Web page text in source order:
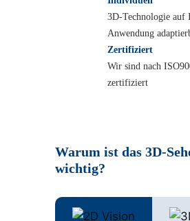
3D-Technologie auf
Anwendung
Zertifiziert
Wir sind nach
zertifiziert
Warum ist das 3D-
wichtig?